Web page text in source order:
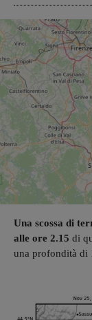
Una scossa di
alle ore 2.15 di
una profondità di